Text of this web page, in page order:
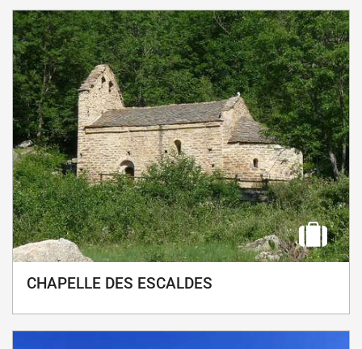
CHAPELLE DES ESCALDES